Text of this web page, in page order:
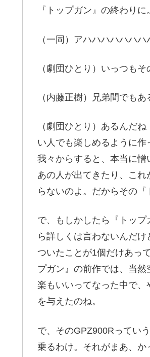
『トップガン』の終わり
（一同）アハハハハハハハ
（劇団ひとり）いっつも
（内藤正樹）兄弟間でもあ
（劇団ひとり）あるんだ
い人でも楽しめるように
我々からすると、本当に憎
あの人が出てきたり、こ
らないのよ。だからその『
で、もしかしたら『トッ
ら詳しくは言わないんだ
ついたことが1個だけあっ
プガン』の前作では、当
楽もいいってなった中で
を与えたのね。
で、そのGPZ900Rってい
乗るわけ。それがまあ、